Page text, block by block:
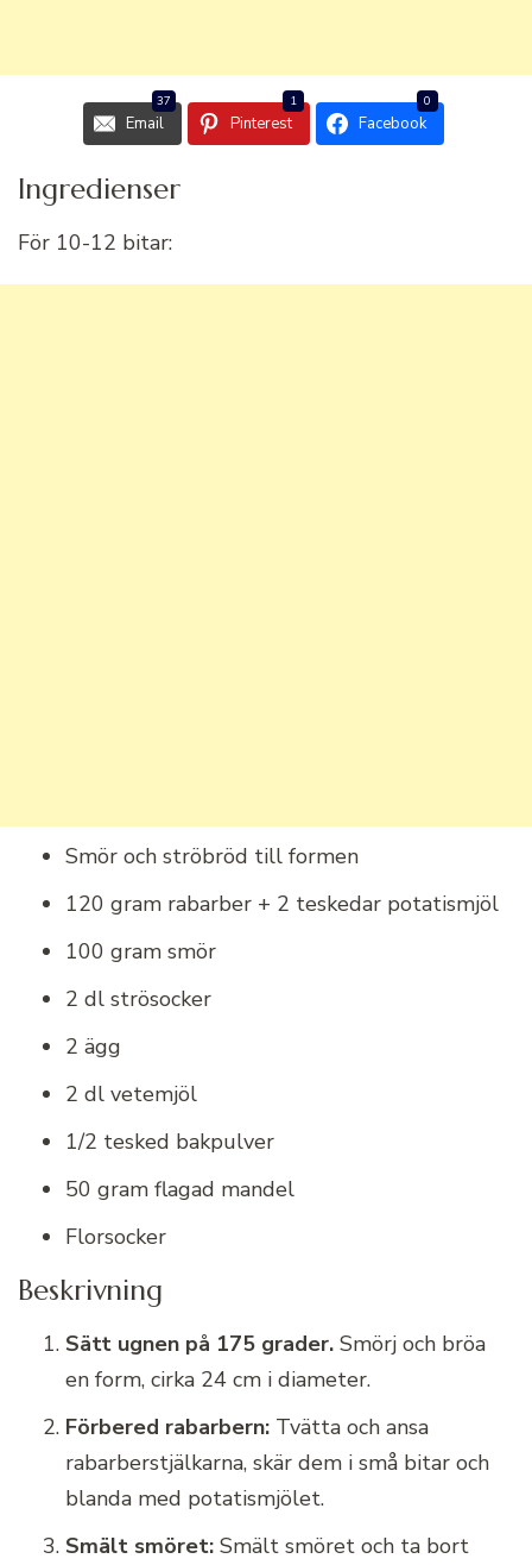
37
Email
1
Pinterest
0
Facebook
Ingredienser
För 10-12 bitar:
Smör och ströbröd till formen
120 gram rabarber + 2 teskedar potatismjöl
100 gram smör
2 dl strösocker
2 ägg
2 dl vetemjöl
1/2 tesked bakpulver
50 gram flagad mandel
Florsocker
Beskrivning
Sätt ugnen på 175 grader. Smörj och bröa
en form, cirka 24 cm i diameter.
Förbered rabarbern: Tvätta och ansa
rabarberstjälkarna, skär dem i små bitar och
blanda med potatismjölet.
Smält smöret: Smält smöret och ta bort